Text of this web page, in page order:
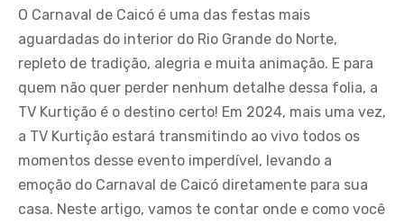
O Carnaval de Caicó é uma das festas mais
aguardadas do interior do Rio Grande do Norte,
repleto de tradição, alegria e muita animação. E para
quem não quer perder nenhum detalhe dessa folia, a
TV Kurtição é o destino certo! Em 2024, mais uma vez,
a TV Kurtição estará transmitindo ao vivo todos os
momentos desse evento imperdível, levando a
emoção do Carnaval de Caicó diretamente para sua
casa. Neste artigo, vamos te contar onde e como você